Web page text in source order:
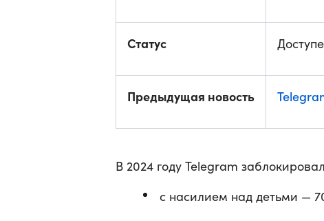
Статус
Предыдущая новость
В 2024 году Telegram
с насилием над детьми —